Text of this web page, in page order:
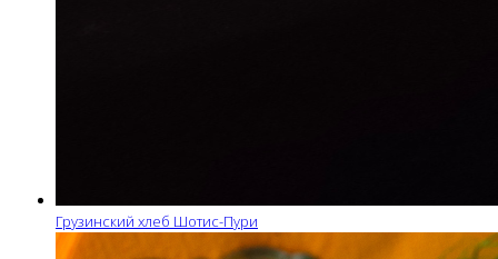
Грузинский хлеб Шотис-Пури